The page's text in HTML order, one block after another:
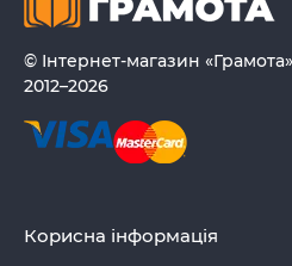
© Інтернет-магазин «Грамота»
2012–2026
Корисна інформація